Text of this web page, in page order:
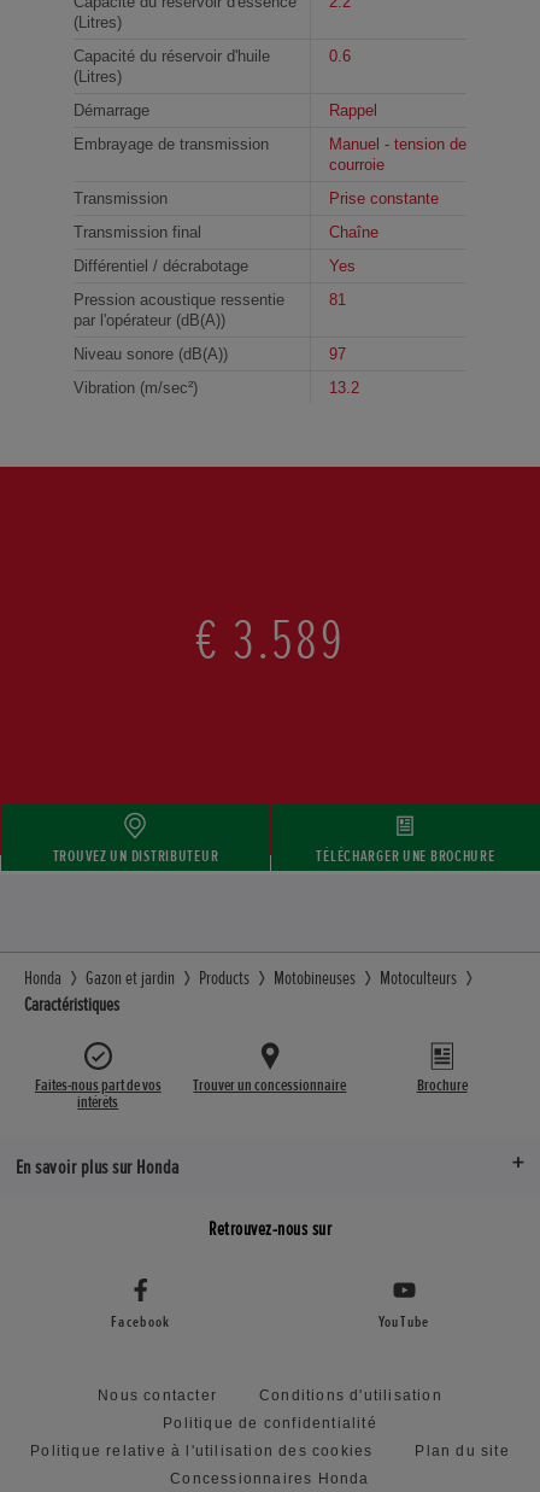
(Litres)
Capacité du réservoir d'huile
(Litres)
0.6
Démarrage
Rappel
Embrayage de transmission
Manuel - tension de
courroie
Transmission
Prise constante
Transmission final
Chaîne
Différentiel / décrabotage
Yes
Pression acoustique ressentie
par l'opérateur (dB(A))
81
Niveau sonore (dB(A))
97
Vibration (m/sec²)
13.2
€ 3.589
TROUVEZ UN DISTRIBUTEUR TÉLÉCHARGER UNE BROCHURE
Honda Gazon et jardin Products Motobineuses
Motoculteurs
Caractéristiques
Faites-nous part de vos
intérêts
Trouver un concessionnaire Brochure
En savoir plus sur Honda
Retrouvez-nous sur
Facebook YouTube
Nous contacter
Conditions d'utilisation
Politique de confidentialité
Politique relative à l'utilisation des cookies
Plan du site
Concessionnaires Honda